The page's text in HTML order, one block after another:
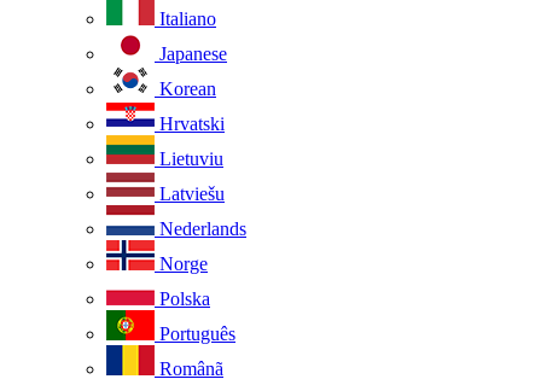
Italiano
Japanese
Korean
Hrvatski
Lietuviu
Latviešu
Nederlands
Norge
Polska
Português
Românã